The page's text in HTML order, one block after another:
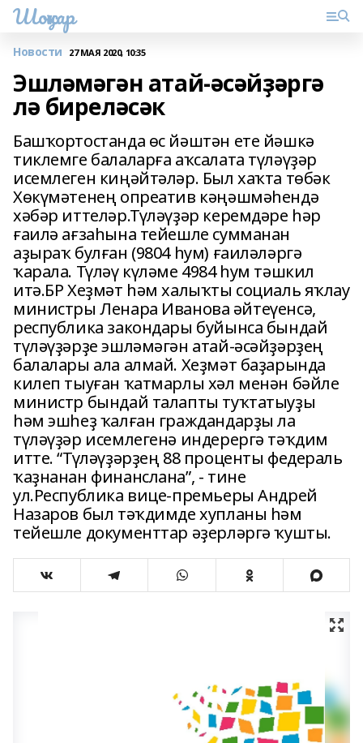
Шоңҡар
Новости 27 МАЯ 2020, 10:35
Эшләмәгән атай-әсәйҙәргә
лә биреләсәк
Башҡортостанда өс йәштән ете йәшкә
тиклемге балаларға аҡсалата түләүҙәр
исемлеген киңәйтәләр. Был хаҡта төбәк
Хөкүмәтенең опреатив кәңәшмәһендә
хәбәр иттеләр.Түләүҙәр керемдәре һәр
ғаилә ағзаһына тейешле сумманан
аҙыраҡ булған (9804 һум) ғаиләләргә
ҡарала. Түләү күләме 4984 һум тәшкил
итә.БР Хеҙмәт һәм халыҡты социаль яҡлау
министры Ленара Иванова әйтеүенсә,
республика закондары буйынса бындай
түләүҙәрҙе эшләмәгән атай-әсәйҙәрҙең
балалары ала алмай. Хеҙмәт баҙарында
килеп тыуған ҡатмарлы хәл менән бәйле
министр бындай талапты туҡтатыуҙы
һәм эшһеҙ ҡалған граждандарҙы ла
түләүҙәр исемлегенә индерергә тәҡдим
итте. “Түләүҙәрҙең 88 проценты федераль
ҡаҙнанан финанслана”, - тине
ул.Республика вице-премьеры Андрей
Назаров был тәҡдимде хупланы һәм
тейешле документтар әҙерләргә ҡушты.